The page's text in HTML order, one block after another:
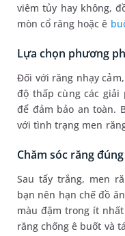
viêm tủy hay không,
mòn cổ răng hoặc ê
Lựa chọn phương
Đối với răng nhạy
độ thấp cùng các
để đảm bảo an toàn.
với tình trạng men
Chăm sóc răng
Sau tẩy trắng, men
bạn nên hạn chế đồ
màu đậm trong ít
răng chống ê buốt và